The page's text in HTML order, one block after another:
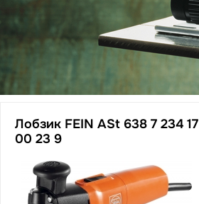
Лобзик FEIN ASt 638 7 234 17
00 23 9